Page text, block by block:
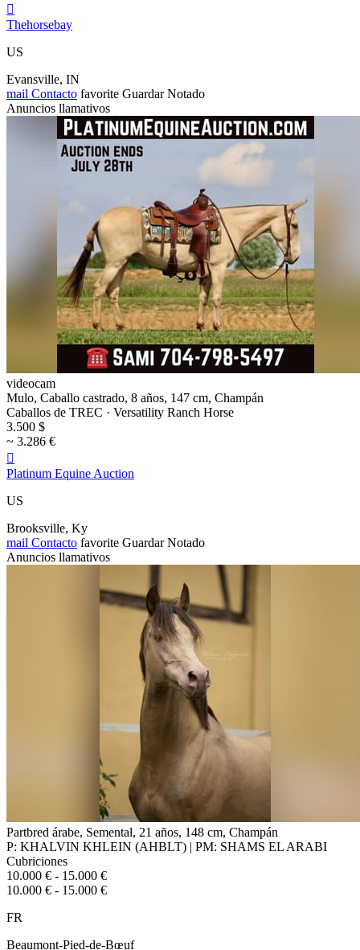

Thehorsebay
US
Evansville, IN
mail Contacto favorite Guardar Notado
Anuncios llamativos
videocam
Mulo, Caballo castrado, 8 años, 147 cm, Champán
Caballos de TREC · Versatility Ranch Horse
3.500 $
~ 3.286 €

Platinum Equine Auction
US
Brooksville, Ky
mail Contacto favorite Guardar Notado
Anuncios llamativos
Partbred árabe, Semental, 21 años, 148 cm, Champán
P: KHALVIN KHLEIN (AHBLT) | PM: SHAMS EL ARABI
Cubriciones
10.000 € - 15.000 €
10.000 € - 15.000 €
FR
Beaumont-Pied-de-Bœuf